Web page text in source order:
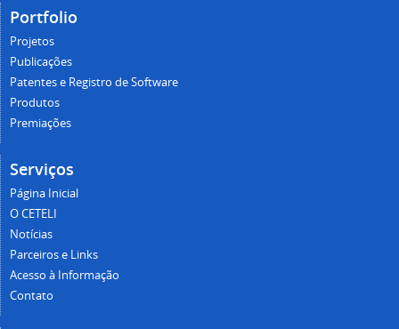
Portfolio
Projetos
Publicações
Patentes e Registro de Software
Produtos
Premiações
Serviços
Página Inicial
O CETELI
Notícias
Parceiros e Links
Acesso à Informação
Contato